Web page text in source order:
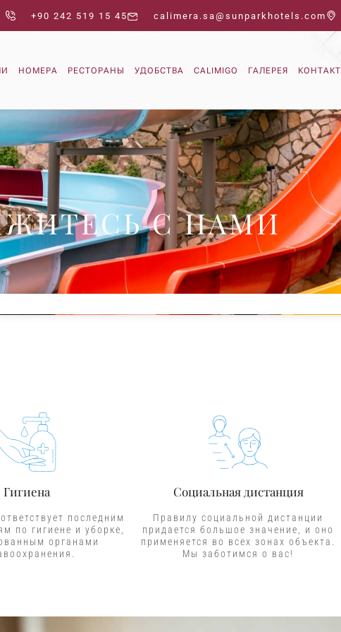
+90 242 519 15 45 calimera.sa@sunparkhotels.com
НОМЕРА РЕСТОРАНЫ УДОБСТВА CALIMIGO ГАЛЕРЕЯ КОНТАКТ
С НАМИ
Гигиена
последним
по гигиене и уборке,
органами
Социальная дистанция
Правилу социальной дистанции
придается большое значение, и оно
применяется во всех зонах объекта.
Мы заботимся о вас!